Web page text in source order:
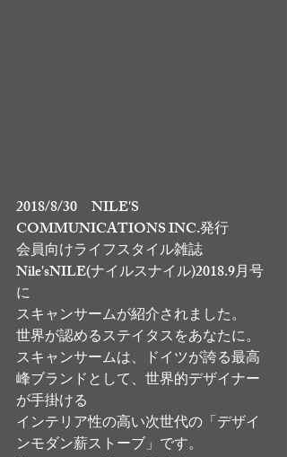
2018/8/30　NILE'S
COMMUNICATIONS INC.発行
会員向けライフスタイル雑誌
Nile'sNILE(ナイルスナイル)2018.9月号
に
スキャンサームが紹介されました。
世界が認めるステイタスをあなたに。
スキャンサームは、ドイツが誇る最高
峰ブランドとして、世界的デザイナー
が手掛ける
インテリア性の高い次世代の「デザイ
ンモダン薪ストーブ」です。